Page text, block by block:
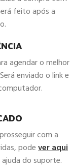
feito após a
agendar o melhor
enviado o link e
com a
podever aqui
do suporte.